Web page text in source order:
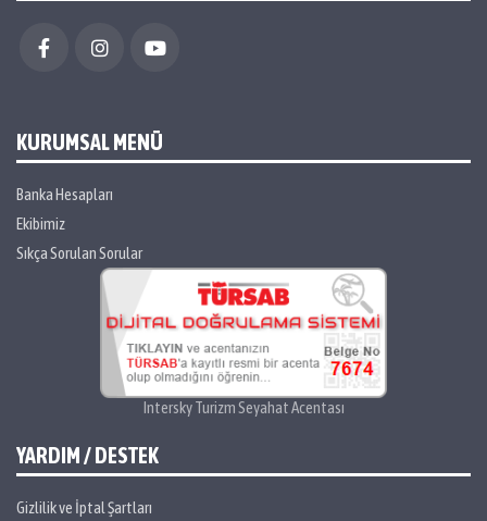
KURUMSAL MENÜ
Banka Hesapları
Ekibimiz
Sıkça Sorulan Sorular
Intersky Turizm Seyahat Acentası
YARDIM / DESTEK
Gizlilik ve İptal Şartları